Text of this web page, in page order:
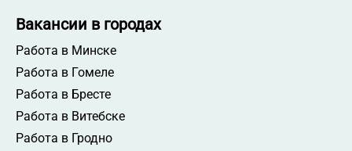
Вакансии в городах
Работа в Минске
Работа в Гомеле
Работа в Бресте
Работа в Витебске
Работа в Гродно